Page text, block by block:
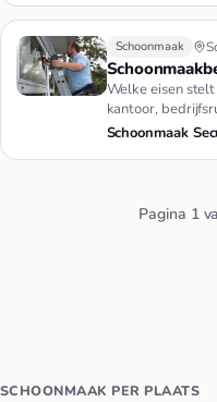
Schoonmaak
Welke eisen
kantoor,
gebeuren,
Schoonmaak
Pagina 1
SCHOONMAAK PER PLAATS